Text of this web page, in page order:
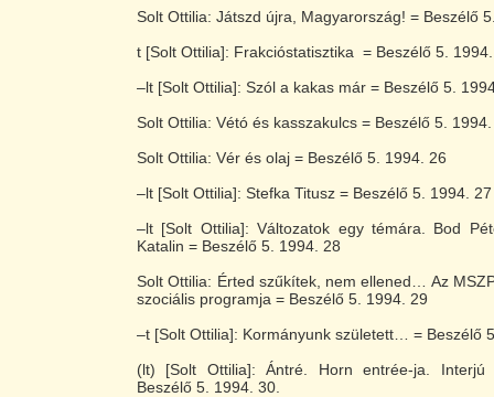
Solt Ottilia: Játszd újra, Magyarország! = Beszélő
t [Solt Ottilia]: Frakcióstatisztika = Beszélő 5.
–lt [Solt Ottilia]: Szól a kakas már = Beszélő 5.
Solt Ottilia: Vétó és kasszakulcs = Beszélő 5.
Solt Ottilia: Vér és olaj = Beszélő 5. 1994. 26
–lt [Solt Ottilia]: Stefka Titusz = Beszélő 5. 1994. 27
–lt [Solt Ottilia]: Változatok egy témára. Bod
Katalin = Beszélő 5. 1994. 28
Solt Ottilia: Érted szűkítek, nem ellened… Az
szociális programja = Beszélő 5. 1994. 29
–t [Solt Ottilia]: Kormányunk született… = Beszélő
(lt) [Solt Ottilia]: Ántré. Horn entrée-ja. Interjú
Beszélő 5. 1994. 30.